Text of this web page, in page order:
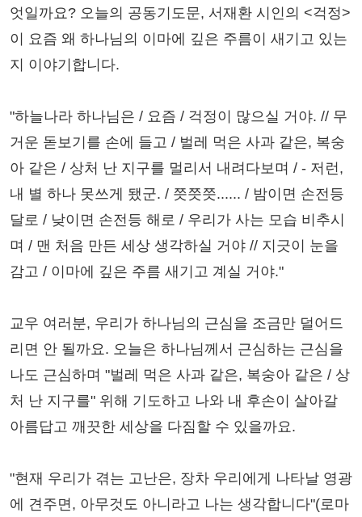
엇일까요? 오늘의 공동기도문, 서재환 시인의 <걱정>
이 요즘 왜 하나님의 이마에 깊은 주름이 새기고 있는
지 이야기합니다.
"하늘나라 하나님은 / 요즘 / 걱정이 많으실 거야. // 무
거운 돋보기를 손에 들고 / 벌레 먹은 사과 같은, 복숭
아 같은 / 상처 난 지구를 멀리서 내려다보며 / - 저런,
내 별 하나 못쓰게 됐군. / 쯧쯧쯧...... / 밤이면 손전등
달로 / 낮이면 손전등 해로 / 우리가 사는 모습 비추시
며 / 맨 처음 만든 세상 생각하실 거야 // 지긋이 눈을
감고 / 이마에 깊은 주름 새기고 계실 거야."
교우 여러분, 우리가 하나님의 근심을 조금만 덜어드
리면 안 될까요. 오늘은 하나님께서 근심하는 근심을
나도 근심하며 "벌레 먹은 사과 같은, 복숭아 같은 / 상
처 난 지구를" 위해 기도하고 나와 내 후손이 살아갈
아름답고 깨끗한 세상을 다짐할 수 있을까요.
"현재 우리가 겪는 고난은, 장차 우리에게 나타날 영광
에 견주면, 아무것도 아니라고 나는 생각합니다"(로마